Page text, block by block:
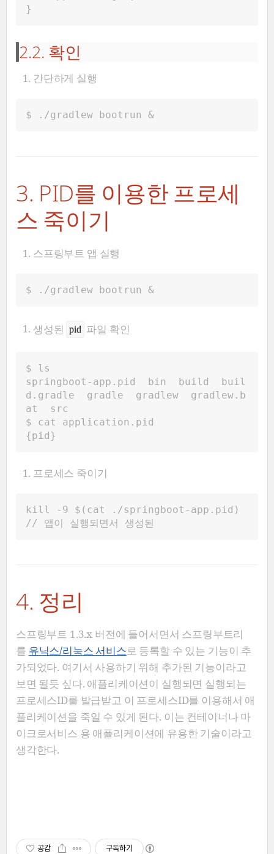
}
2.2. 확인
간단하게 실행
$ ./gradlew bootrun &
3. PID를 이용한 프로세
스 죽이기
스프링부트 앱 실행
$ ./gradlew bootrun &
생성된 pid 파일 확인
$ ls
springboot-app.pid  bin  build  buil
d.gradle  gradle  gradlew  gradlew.b
at  src
$ cat application.pid
{pid}
프로세스 죽이기
kill -9 $(cat ./springboot-app.pid)
// 앱이 실행되면서 생성된
4. 정리
스프링부트 1.3.x 버전에 들어서면서 스프링부트리
를 유닉스/리눅스 서비스로 등록할 수 있는 기능이 추
가되었다. 여기서 사용하기 위해 추가된 기능이라고
보면 될듯 싶다. 애플리케이션이 실행되면 실행되는
프로세스ID를 발급받고 이 프로세스ID를 이용해서 애
플리케이션을 죽일 수 있게 된다. 이는 컨테이너나 마
이크로서비스 용 애플리케이션에 유용한 기술이라고
생각한다.
공감 구독하기